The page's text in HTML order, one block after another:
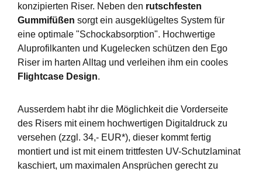
konzipierten Riser. Neben den rutschfesten
Gummifüßen sorgt ein ausgeklügeltes System für
eine optimale "Schockabsorption". Hochwertige
Aluprofilkanten und Kugelecken schützen den Ego
Riser im harten Alltag und verleihen ihm ein cooles
Flightcase Design.
Ausserdem habt ihr die Möglichkeit die Vorderseite
des Risers mit einem hochwertigen Digitaldruck zu
versehen (zzgl. 34,- EUR*), dieser kommt fertig
montiert und ist mit einem trittfesten UV-Schutzlaminat
kaschiert, um maximalen Ansprüchen gerecht zu